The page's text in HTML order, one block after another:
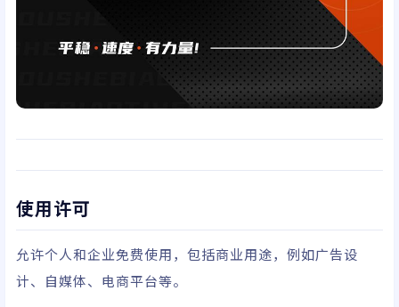
使用许可
允许个人和企业免费使用，包括商业用途，例如广告设
计、自媒体、电商平台等。